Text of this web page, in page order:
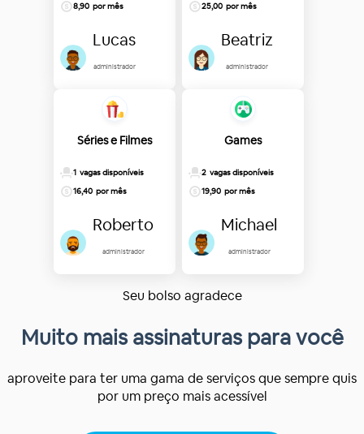
8,90 por mês
Lucas
administrador
25,00 por mês
Beatriz
administrador
Séries e Filmes
1 vagas disponíveis
16,40 por mês
Roberto
administrador
Games
2 vagas disponíveis
19,90 por mês
Michael
administrador
Seu bolso agradece
Muito mais assinaturas para você
aproveite para ter uma gama de serviços que sempre quis
por um preço mais acessível